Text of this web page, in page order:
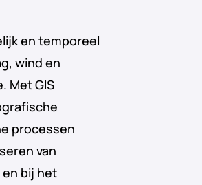
en temporeel
wind en
Met GIS
processen
van
bij het